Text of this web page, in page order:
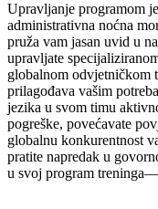
Upravljanje programom
administrativna noćna
pruža vam jasan uvid u
upravljate
globalnom odvjetničkom
prilagođava vašim
jezika u svom timu
pogreške, povećavate
globalnu konkurentnost
pratite napredak u
u svoj program